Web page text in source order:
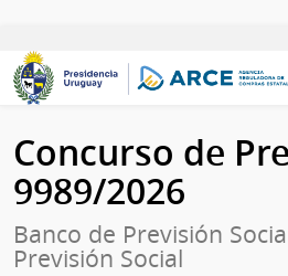
Concurso de
9989/2026
Banco de Previsión
Previsión Social